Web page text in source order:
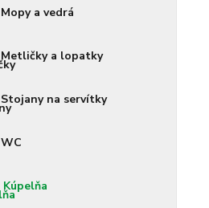
Mopy a vedrá
Metličky a lopatky
Stojany na servítky
WC
Kúpelňa